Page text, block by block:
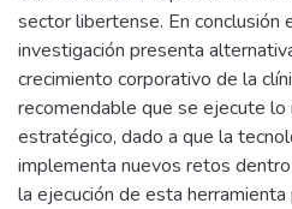
sector libertense. En conclusión
investigación presenta
crecimiento corporativo de la
recomendable que se ejecute
estratégico, dado a que la
implementa nuevos retos
la ejecución de esta